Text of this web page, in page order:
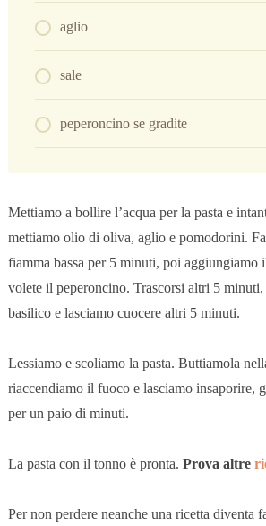
aglio
sale
peperoncino se gradite
Mettiamo a bollire l’acqua per la pasta e
mettiamo olio di oliva, aglio e pomodorini.
fiamma bassa per 5 minuti, poi aggiungiamo
volete il peperoncino. Trascorsi altri 5
basilico e lasciamo cuocere altri 5 minuti.
Lessiamo e scoliamo la pasta. Buttiamola
riaccendiamo il fuoco e lasciamo insaporire,
per un paio di minuti.
La pasta con il tonno è pronta. Prova altre
Per non perdere neanche una ricetta diventa